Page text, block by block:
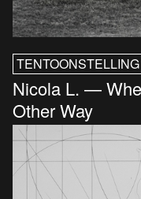
TENTOONSTELLING
Nicola L. —
Other Way